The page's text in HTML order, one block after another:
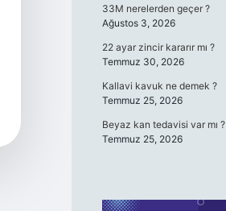
33M nerelerden geçer ?
Ağustos 3, 2026
22 ayar zincir kararır mı ?
Temmuz 30, 2026
Kallavi kavuk ne demek ?
Temmuz 25, 2026
Beyaz kan tedavisi var mı ?
Temmuz 25, 2026